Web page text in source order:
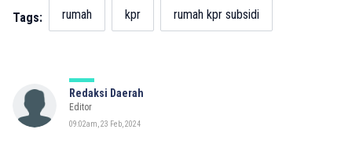
Tags: rumah kpr rumah kpr subsidi
Redaksi Daerah
Editor
09:02am, 23 Feb, 2024